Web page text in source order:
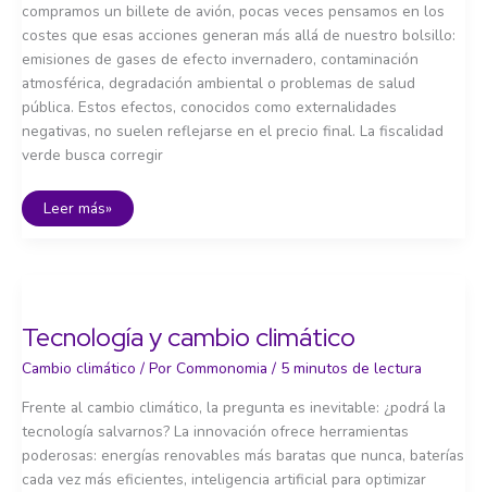
compramos un billete de avión, pocas veces pensamos en los
costes que esas acciones generan más allá de nuestro bolsillo:
emisiones de gases de efecto invernadero, contaminación
atmosférica, degradación ambiental o problemas de salud
pública. Estos efectos, conocidos como externalidades
negativas, no suelen reflejarse en el precio final. La fiscalidad
verde busca corregir
Fiscalidad
Leer más»
Tecnología y cambio climático
Cambio climático / Por Commonomia / 5 minutos de lectura
Frente al cambio climático, la pregunta es inevitable: ¿podrá la
tecnología salvarnos? La innovación ofrece herramientas
poderosas: energías renovables más baratas que nunca, baterías
cada vez más eficientes, inteligencia artificial para optimizar